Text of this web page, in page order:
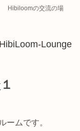
Hibiloomの交流の場
HibiLoom-Lounge
ームです。